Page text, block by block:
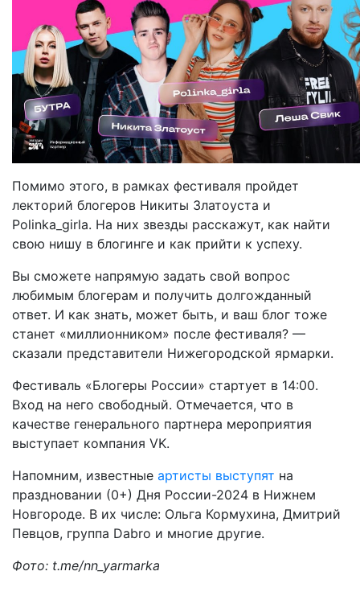
Помимо этого, в рамках фестиваля пройдет
лекторий блогеров Никиты Златоуста и
Polinka_girla. На них звезды расскажут, как найти
свою нишу в блогинге и как прийти к успеху.
Вы сможете напрямую задать свой вопрос
любимым блогерам и получить долгожданный
ответ. И как знать, может быть, и ваш блог тоже
станет «миллионником» после фестиваля? —
сказали представители Нижегородской ярмарки.
Фестиваль «Блогеры России» стартует в 14:00.
Вход на него свободный. Отмечается, что в
качестве генерального партнера мероприятия
выступает компания VK.
Напомним, известные артисты выступят на
праздновании (0+) Дня России-2024 в Нижнем
Новгороде. В их числе: Ольга Кормухина, Дмитрий
Певцов, группа Dabro и многие другие.
Фото: t.me/nn_yarmarka